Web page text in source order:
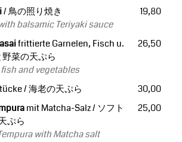
/ 鳥の照り焼き
balsamic Teriyaki sauce
19,80
frittierte Garnelen, Fisch u.
菜の天ぷら
and vegetables
26,50
/ 海老の天ぷら
30,00
mit Matcha-Salz / ソフト
ぷら
with Matcha salt
25,00